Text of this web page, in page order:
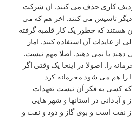
ردیف کاری حذف می کنند. ان شرکت
تاسیس می کنند. اخر هم که می
هستند که چطور یک کار قلمبه گرفته
از عایدات آن استفاده کنند. امار
یا نمی دهند. اصلا مهم نیست.
را. اصولا در اینجا یک وقتی اگر
ها را هم می شود محرمانه کرد.
که کسی به فکر آن نیست تعهدات
آبادانی در استانها و شهر هایی
نفت است و بوی گاز و دود و نفت و